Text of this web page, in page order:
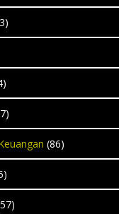
(86)